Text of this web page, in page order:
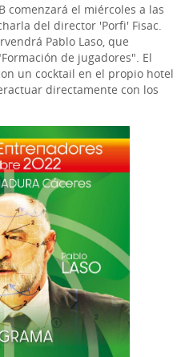
comenzará el miércoles a las
del director 'Porfi' Fisac.
Pablo Laso, que
de jugadores". El
un cocktail en el propio hotel
directamente con los